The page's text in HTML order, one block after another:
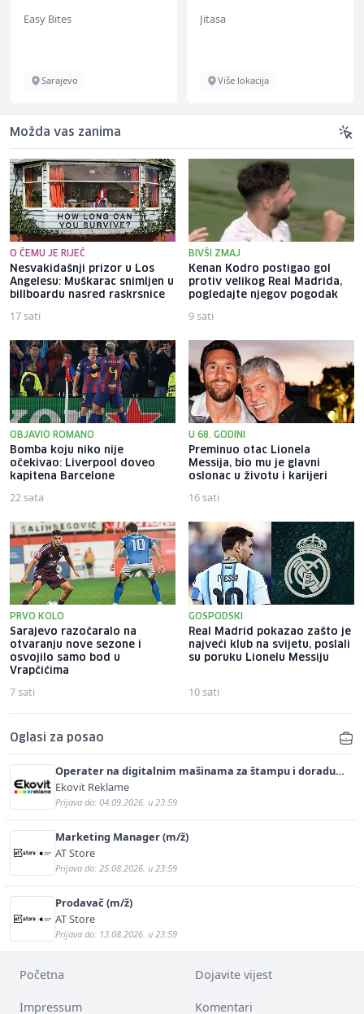
ž)
Easy Bites
Sarajevo
Jitasa
Više lokacija
Možda vas zanima
O ČEMU JE RIJEČ
Nesvakidašnji prizor u Los
Angelesu: Muškarac snimljen u
billboardu nasred raskrsnice
17 sati
BIVŠI ZMAJ
Kenan Kodro postigao gol
protiv velikog Real Madrida,
pogledajte njegov pogodak
9 sati
OBJAVIO ROMANO
Bomba koju niko nije
očekivao: Liverpool doveo
kapitena Barcelone
22 sata
U 68. GODINI
Preminuo otac Lionela
Messija, bio mu je glavni
oslonac u životu i karijeri
16 sati
PRVO KOLO
Sarajevo razočaralo na
otvaranju nove sezone i
osvojilo samo bod u
Vrapčićima
7 sati
GOSPODSKI
Real Madrid pokazao zašto je
najveći klub na svijetu, poslali
su poruku Lionelu Messiju
10 sati
Oglasi za posao
Operater na digitalnim mašinama za štampu i doradu
(m/ž)
Ekovit Reklame
Prijava do: 04.09.2026. u 23:59
Marketing Manager (m/ž)
AT Store
Prijava do: 25.08.2026. u 23:59
Prodavač (m/ž)
AT Store
Prijava do: 13.08.2026. u 23:59
Početna Dojavite vijest
Impressum Komentari